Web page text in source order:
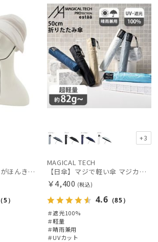
人気医師 友利新先生がほんきでつくったUVカット100％帽子【遮光100％帽子】フワクール® (Fuwacool®) ジョッキーサンバイザー
（5）
+3
MAGICAL TECH
【日傘】マジで軽い傘 マジカルテックプロテクション(MAGICAL TECH PROTECTION)50cm 晴雨兼用傘折りたたみ日傘 一級遮光100% UV 軽量 人気 レディース メンズ
￥4,400 (税込)
4.6 （85）
＃遮光100%
＃軽量
＃晴雨兼用
＃UVカット